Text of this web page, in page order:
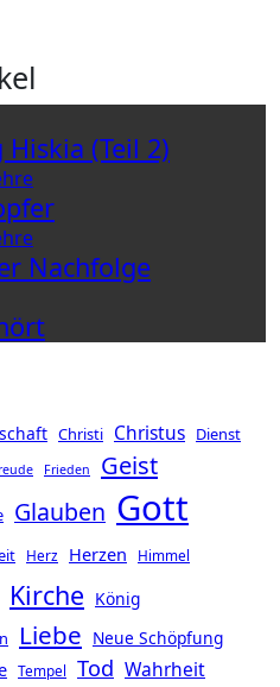
(Teil 2)
Nachfolge
Christi Christus Dienst
Frieden Geist
Glauben Gott
Herz Herzen Himmel
Kirche König
Liebe Neue Schöpfung
Tempel Tod Wahrheit